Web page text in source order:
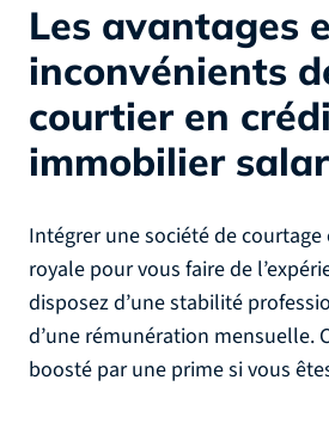
Les avantages
inconvénients
courtier en
immobilier
Intégrer une société de
royale pour vous faire de
disposez d’une stabilité
d’une rémunération mensuelle.
boosté par une prime si vous